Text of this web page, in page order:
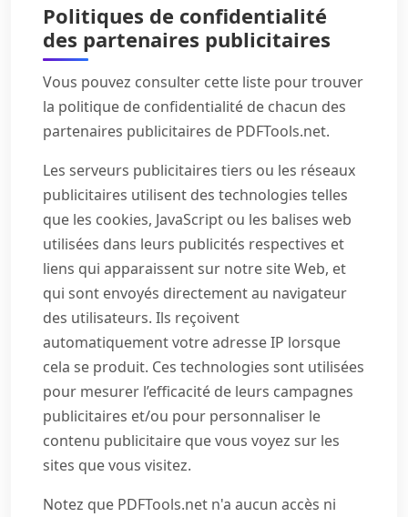
Politiques de confidentialité
des partenaires publicitaires
Vous pouvez consulter cette liste pour trouver
la politique de confidentialité de chacun des
partenaires publicitaires de PDFTools.net.
Les serveurs publicitaires tiers ou les réseaux
publicitaires utilisent des technologies telles
que les cookies, JavaScript ou les balises web
utilisées dans leurs publicités respectives et
liens qui apparaissent sur notre site Web, et
qui sont envoyés directement au navigateur
des utilisateurs. Ils reçoivent
automatiquement votre adresse IP lorsque
cela se produit. Ces technologies sont utilisées
pour mesurer l’efficacité de leurs campagnes
publicitaires et/ou pour personnaliser le
contenu publicitaire que vous voyez sur les
sites que vous visitez.
Notez que PDFTools.net n'a aucun accès ni